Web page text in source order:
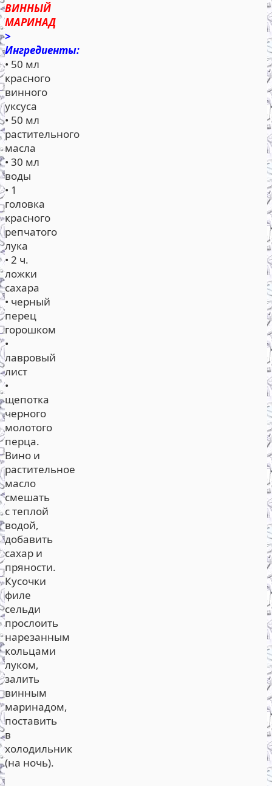
ВИННЫЙ
МАРИНАД
>
Ингредиенты:
• 50 мл
красного
винного
уксуса
• 50 мл
растительного
масла
• 30 мл
воды
• 1
головка
красного
репчатого
лука
• 2 ч.
ложки
сахара
• черный
перец
горошком
•
лавровый
лист
•
щепотка
черного
молотого
перца.
Вино и
растительное
масло
смешать
с теплой
водой,
добавить
сахар и
пряности.
Кусочки
филе
сельди
прослоить
нарезанным
кольцами
луком,
залить
винным
маринадом,
поставить
в
холодильник
(на ночь).